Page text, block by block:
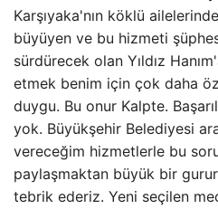
Karşıyaka'nın köklü
büyüyen ve bu hizmeti
sürdürecek olan Yıldız
etmek benim için çok daha
duygu. Bu onur Kalpte.
yok. Büyükşehir Belediyesi
vereceğim hizmetlerle bu
paylaşmaktan büyük bir
tebrik ederiz. Yeni seçilen